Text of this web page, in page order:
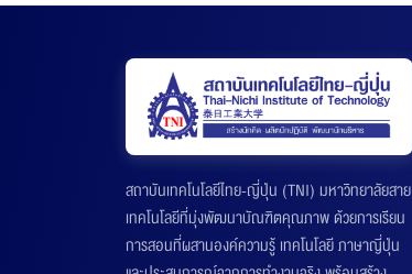
สถาบันเทคโนโลยีไทย-ญี่ปุ่น (TNI) มหาวิทยาลัยสาย
เทคโนโลยีที่มุ่งพัฒนาบัณฑิตคุณภาพ ด้วยการเรียน
การสอนที่ผสานองค์ความรู้ เทคโนโลยี ภาษาญี่ปุ่น